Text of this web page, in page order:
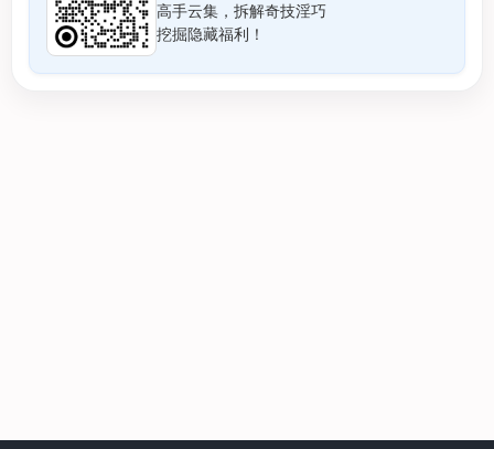
高手云集，拆解奇技淫巧
挖掘隐藏福利！